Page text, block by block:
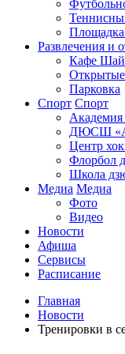
Площадка
Развлечения и
Кафе
Парковка
Спорт Спорт
ДЮСШ
Центр
Флорбол
Школа
Медиа Медиа
Фото
Видео
Новости
Афиша
Сервисы
Расписание
Главная
Новости
Тренировки в